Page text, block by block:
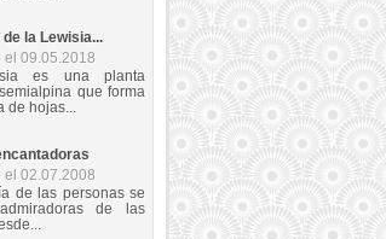
la Lewisia...
el 09.05.2018
es una planta
que forma
de hojas...
el 02.07.2008
de las personas se
de las